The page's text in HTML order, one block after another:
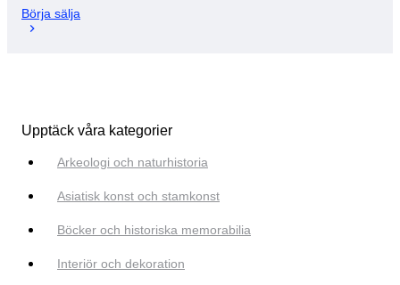
Börja sälja
Upptäck våra kategorier
Arkeologi och naturhistoria
Asiatisk konst och stamkonst
Böcker och historiska memorabilia
Interiör och dekoration